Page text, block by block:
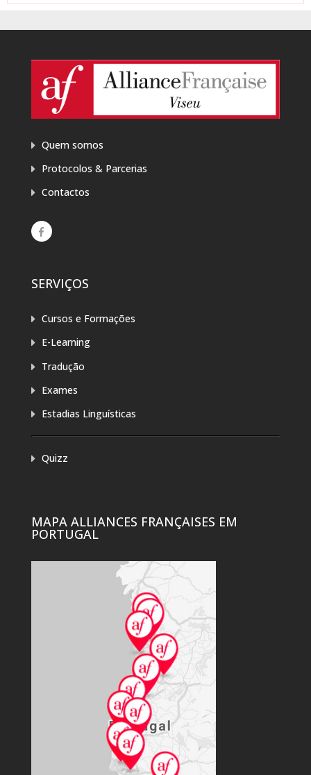
Quem somos
Protocolos & Parcerias
Contactos
SERVIÇOS
Cursos e Formações
E-Learning
Tradução
Exames
Estadias Linguísticas
Quizz
MAPA ALLIANCES FRANÇAISES EM
PORTUGAL